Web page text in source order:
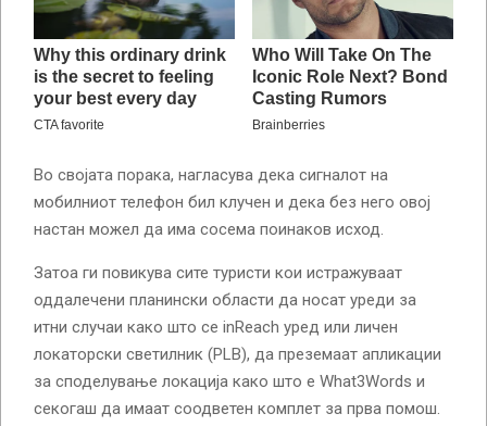
Во својата порака, нагласува дека сигналот на
мобилниот телефон бил клучен и дека без него овој
настан можел да има сосема поинаков исход.
Затоа ги повикува сите туристи кои истражуваат
оддалечени планински области да носат уреди за
итни случаи како што се inReach уред или личен
локаторски светилник (PLB), да преземаат апликации
за споделување локација како што е What3Words и
секогаш да имаат соодветен комплет за прва помош.